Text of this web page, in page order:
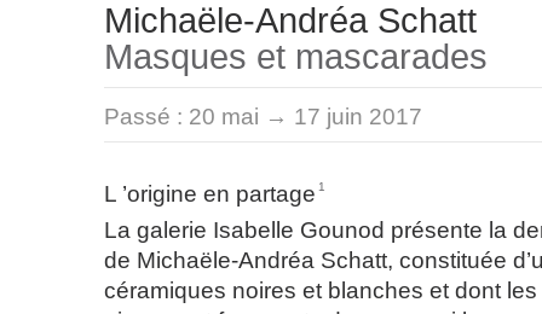
Michaële-Andréa Schatt
Masques et mascarades
Passé : 20 mai → 17 juin 2017
L ’origine en partage 1
La galerie Isabelle Gounod présente la
de Michaële-Andréa Schatt, constituée
céramiques noires et blanches et dont